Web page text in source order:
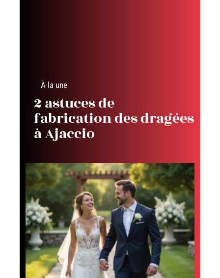
À la une
2 astuces de
fabrication des dragées
à Ajaccio